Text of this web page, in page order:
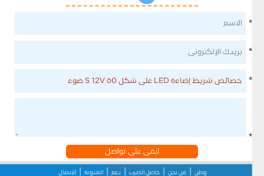
ابقى على تواصل
وطن من نحن حاصل الضرب دعم المدونة الاتصال